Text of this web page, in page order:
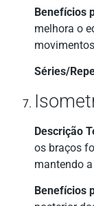
Benefícios
melhora o
Séries/
Descrição
os braços
mantendo
Benefícios